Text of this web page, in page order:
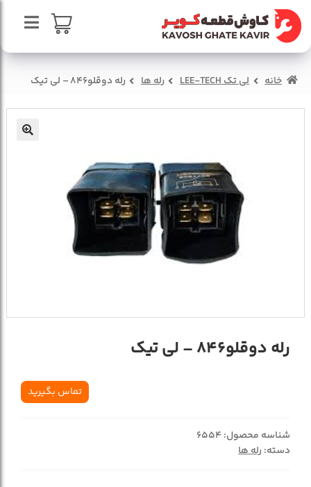
پرش
به
ناوبری
پرش
به
محتوا
صفحه اصلی
سبد خرید
تماس با ما
خانه لی تک LEE-TECH رله ها رله دوقلو846 – لی تیک
رله دوقلو846 – لی تیک
تماس بگیرید
شناسه محصول: 6554
دسته: رله ها